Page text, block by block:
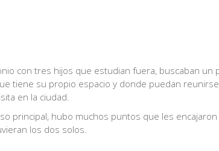
con tres hijos que estudian fuera, buscaban
tiene su propio espacio y donde puedan
en la ciudad.
principal, hubo muchos puntos que les
los dos solos.